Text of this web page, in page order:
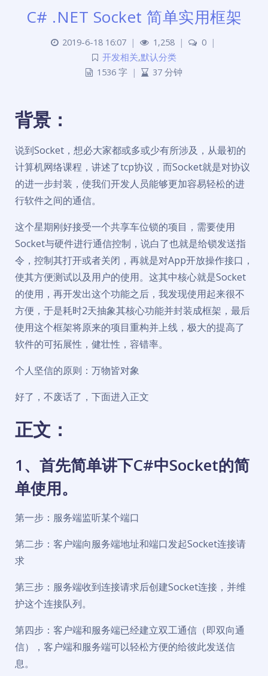
C# .NET Socket 简单实用框架
2019-6-18 16:07 | 1,258 | 0
|
开发相关,默认分类
1536 字 | 37 分钟
背景：
说到Socket，想必大家都或多或少有所涉及，从最初的
计算机网络课程，讲述了tcp协议，而Socket就是对协议
的进一步封装，使我们开发人员能够更加容易轻松的进
行软件之间的通信。
这个星期刚好接受一个共享车位锁的项目，需要使用
Socket与硬件进行通信控制，说白了也就是给锁发送指
令，控制其打开或者关闭，再就是对App开放操作接口，
使其方便测试以及用户的使用。这其中核心就是Socket
的使用，再开发出这个功能之后，我发现使用起来很不
方便，于是耗时2天抽象其核心功能并封装成框架，最后
使用这个框架将原来的项目重构并上线，极大的提高了
软件的可拓展性，健壮性，容错率。
个人坚信的原则：万物皆对象
好了，不废话了，下面进入正文
正文：
1、首先简单讲下C#中Socket的简
单使用。
第一步：服务端监听某个端口
第二步：客户端向服务端地址和端口发起Socket连接请
求
第三步：服务端收到连接请求后创建Socket连接，并维
护这个连接队列。
第四步：客户端和服务端已经建立双工通信（即双向通
信），客户端和服务端可以轻松方便的给彼此发送信
息。